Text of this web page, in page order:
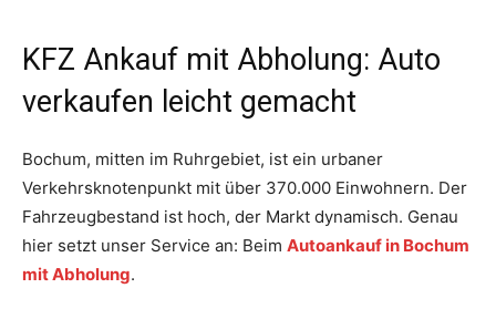
KFZ Ankauf mit Abholung: Auto
verkaufen leicht gemacht
Bochum, mitten im Ruhrgebiet, ist ein urbaner
Verkehrsknotenpunkt mit über 370.000 Einwohnern. Der
Fahrzeugbestand ist hoch, der Markt dynamisch. Genau
hier setzt unser Service an: Beim Autoankauf in Bochum
mit Abholung.